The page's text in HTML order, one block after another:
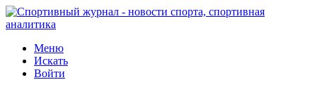
Меню
Искать
Войти